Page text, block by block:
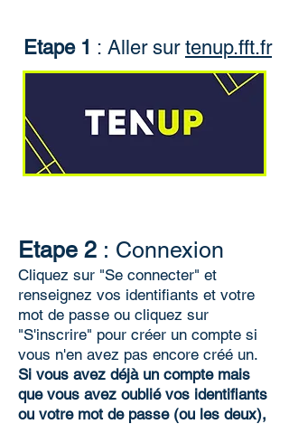
Etape 1 : Aller sur tenup.fft.fr
Etape 2 : Connexion
Cliquez sur "Se connecter" et
renseignez vos identifiants et votre
mot de passe ou cliquez sur
"S'inscrire" pour créer un compte si
vous n'en avez pas encore créé un.
Si vous avez déjà un compte mais
que vous avez oublié vos identifiants
ou votre mot de passe (ou les deux),